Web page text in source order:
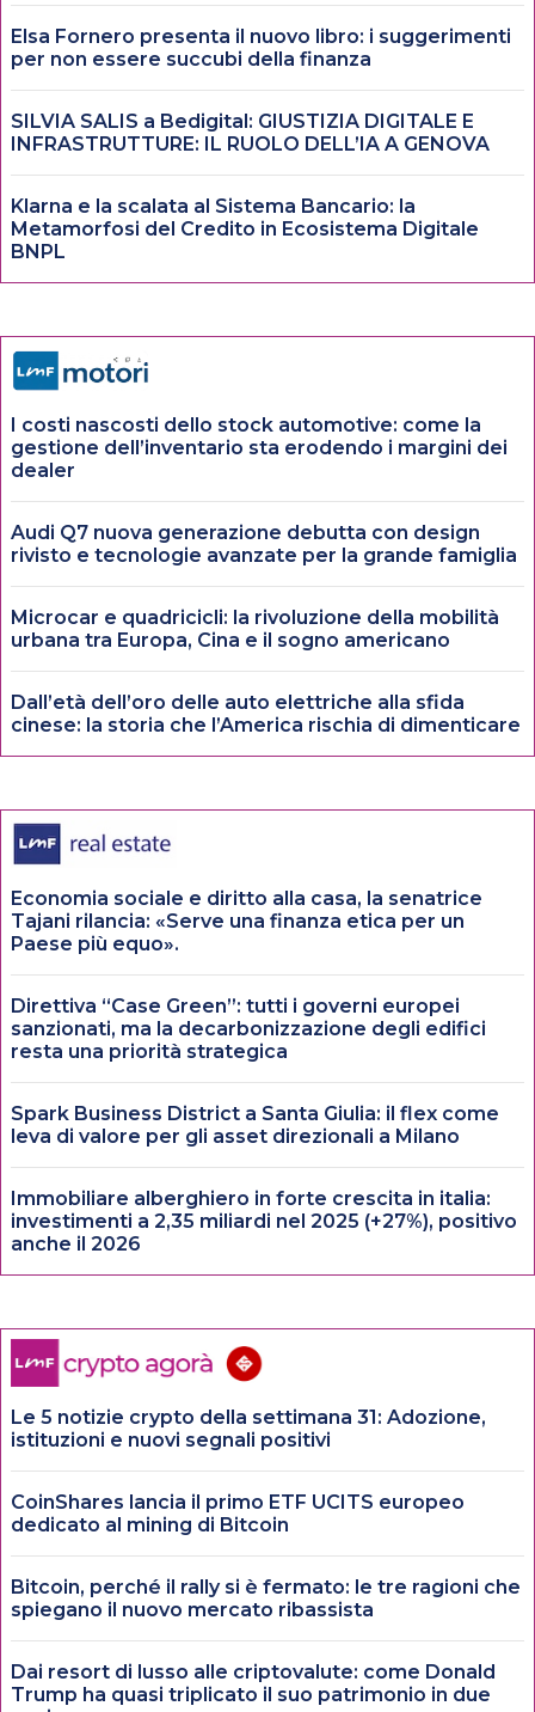
Elsa Fornero presenta il nuovo libro: i suggerimenti
per non essere succubi della finanza
SILVIA SALIS a Bedigital: GIUSTIZIA DIGITALE E
INFRASTRUTTURE: IL RUOLO DELL’IA A GENOVA
Klarna e la scalata al Sistema Bancario: la
Metamorfosi del Credito in Ecosistema Digitale
BNPL
I costi nascosti dello stock automotive: come la
gestione dell’inventario sta erodendo i margini dei
dealer
Audi Q7 nuova generazione debutta con design
rivisto e tecnologie avanzate per la grande famiglia
Microcar e quadricicli: la rivoluzione della mobilità
urbana tra Europa, Cina e il sogno americano
Dall’età dell’oro delle auto elettriche alla sfida
cinese: la storia che l’America rischia di dimenticare
Economia sociale e diritto alla casa, la senatrice
Tajani rilancia: «Serve una finanza etica per un
Paese più equo».
Direttiva “Case Green”: tutti i governi europei
sanzionati, ma la decarbonizzazione degli edifici
resta una priorità strategica
Spark Business District a Santa Giulia: il flex come
leva di valore per gli asset direzionali a Milano
Immobiliare alberghiero in forte crescita in italia:
investimenti a 2,35 miliardi nel 2025 (+27%), positivo
anche il 2026
Le 5 notizie crypto della settimana 31: Adozione,
istituzioni e nuovi segnali positivi
CoinShares lancia il primo ETF UCITS europeo
dedicato al mining di Bitcoin
Bitcoin, perché il rally si è fermato: le tre ragioni che
spiegano il nuovo mercato ribassista
Dai resort di lusso alle criptovalute: come Donald
Trump ha quasi triplicato il suo patrimonio in due